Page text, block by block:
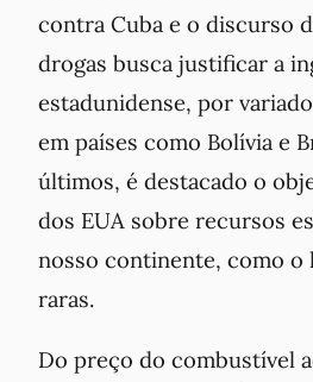
contra Cuba e o discurso
drogas busca justificar a
estadunidense, por
em países como Bolívia e
últimos, é destacado o
dos EUA sobre recursos
nosso continente, como o
raras.
Do preço do combustível